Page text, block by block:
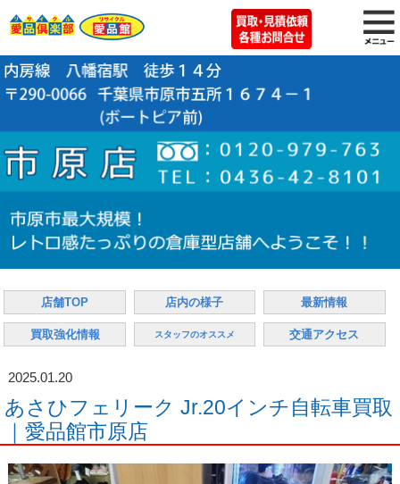
店舗TOP 店内の様子 最新情報
買取強化情報 スタッフのオススメ 交通アクセス
2025.01.20
あさひフェリーク Jr.20インチ自転車買取
｜愛品館市原店